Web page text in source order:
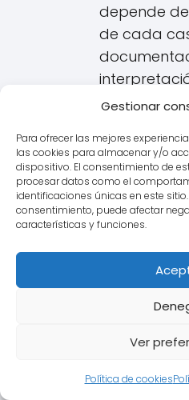
Gestionar
Para ofrecer las mejores
las cookies para almacenar y/o
dispositivo. El consentimiento de
procesar datos como el
identificaciones únicas en este
consentimiento, puede afectar
características y funciones.
Ver
Política de cookies
depende
de cada
Posible
la Falta de
Si se
IRPH, el
analizar si
Una
habiendo
los
consumidor